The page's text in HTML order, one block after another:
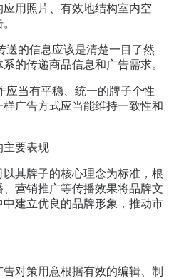
用照片、有效地结构室内空
的信息应该是清楚一目了然
的传递商品信息和广告需求。
当有平稳、统一的牌子个性
广告方式应当能维持一致性和
主要表现
其牌子的核心理念为标准，根
营销推广等传播效果将品牌文
建立优良的品牌形象，推动市
对策用意根据有效的编辑、制